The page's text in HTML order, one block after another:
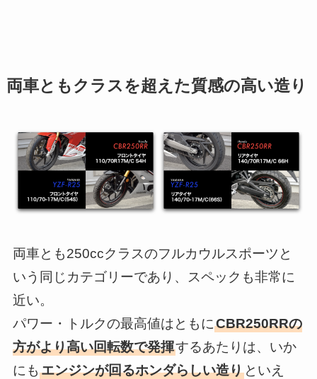
両車ともクラスを超えた質感の高い造り
両車とも250ccクラスのフルカウルスポーツと
いう同じカテゴリーであり、スペックも非常に
近い。
パワー・トルクの最高値はともにCBR250RRの
方がより高い回転数で発揮するあたりは、いか
にも エンジンが回るホンダらしい造りといえ